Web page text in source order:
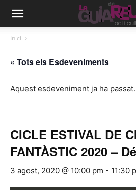
Inici
« Tots els Esdeveniments
Aquest esdeveniment ja ha passat.
CICLE ESTIVAL DE
FANTÀSTIC 2020 –
3 agost, 2020 @ 10:00 pm - 11:30